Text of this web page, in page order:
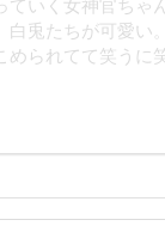
いく女神官ちゃ
白兎たちが可愛い
られてて笑うに